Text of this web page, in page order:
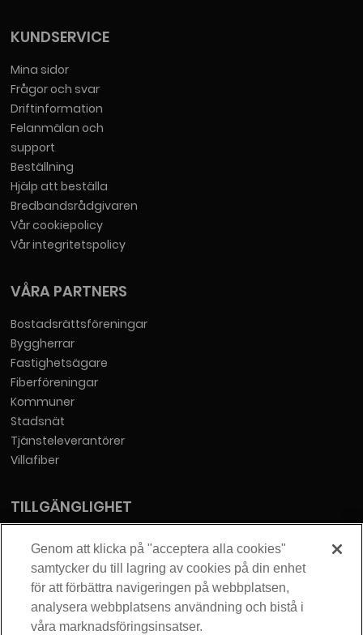
KUNDSERVICE
Mina sidor
Frågor och svar
Driftinformation
Felanmälan och
support
Beställning
Hjälp att beställa
Bredbandsrådgivaren
Vår cookiepolicy
Vår integritetspolicy
VÅRA PARTNERS
Bostadsrättsföreningar
Byggherrar
Fastighetsägare
Fiberföreningar
Kommuner
Stadsnät
Tjänsteleverantörer
Villafiber
TILLGÄNGLIGHET
Tillgänglighetsredogörelse
KONTAKT
Telia Sverige AB
Genom att klicka på "acceptera alla cookies"
samtycker du till lagring av cookies på din enhet
för att förbättra navigeringen på webbplatsen,
analysera webbplatsens användning och bistå i
våra marknadsföringsinsatser.